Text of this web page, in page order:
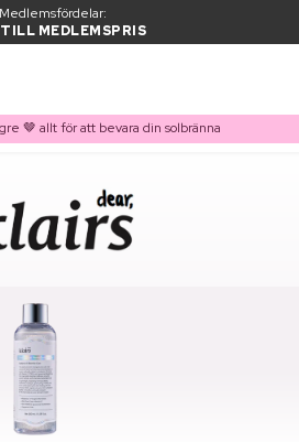
Medlemsfördelar:
MEDLEMSPRIS
🤎 allt för att bevara din solbränna